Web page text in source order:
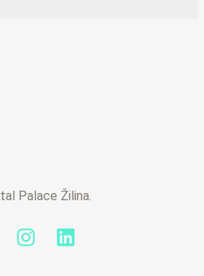
Palace Žilina.